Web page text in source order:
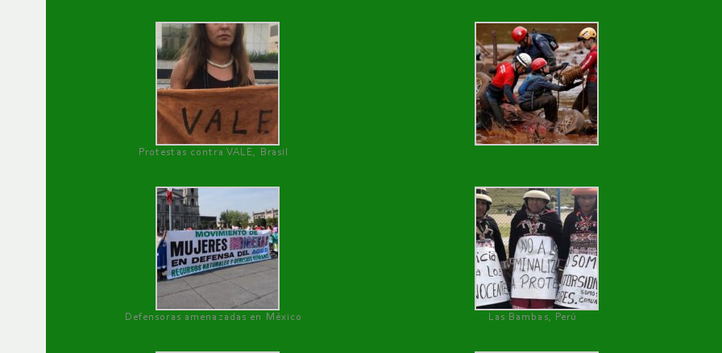
Protestas contra VALE, Brasil
Defensoras amenazadas en México Las Bambas, Perú